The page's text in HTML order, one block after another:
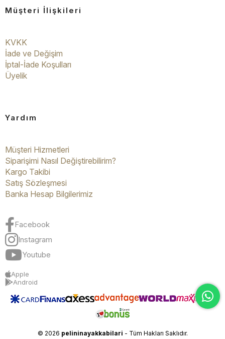
Müşteri İlişkileri
KVKK
İade ve Değişim
İptal-İade Koşulları
Üyelik
Yardım
Müşteri Hizmetleri
Siparişimi Nasıl Değiştirebilirim?
Kargo Takibi
Satış Sözleşmesi
Banka Hesap Bilgilerimiz
Facebook
Instagram
Youtube
Apple
Android
© 2026 pelininayakkabilari - Tüm Hakları Saklıdır.